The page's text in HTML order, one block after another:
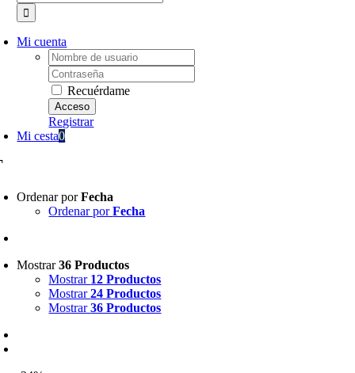
Mi cuenta
Username:
Password:
Recuérdame
Registrar
Mi cesta0
Ordenar porFecha
Ordenar porFecha
Mostrar36 Productos
Mostrar 12 Productos
Mostrar24 Productos
Mostrar36 Productos